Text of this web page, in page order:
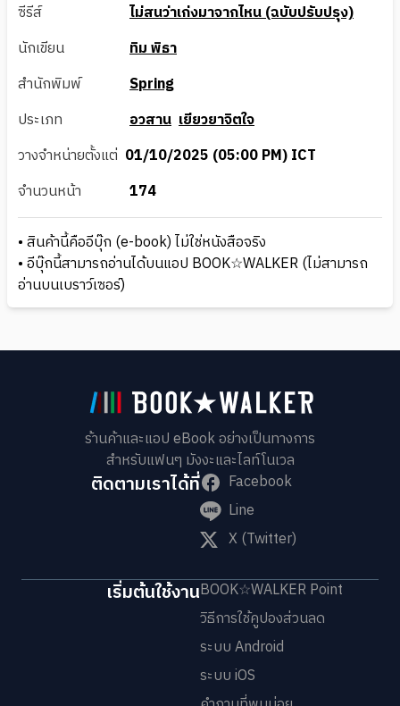
ซีรีส์
ไม่สนว่าเก่งมาจากไหน (ฉบับปรับปรุง)
นักเขียน
ทิม พิธา
สำนักพิมพ์
Spring
ประเภท
อวสาน เยียวยาจิตใจ
วางจำหน่ายตั้งแต่ 01/10/2025 (05:00 PM) ICT
จำนวนหน้า
174
• สินค้านี้คืออีบุ๊ก (e-book) ไม่ใช่หนังสือจริง
• อีบุ๊กนี้สามารถอ่านได้บนแอป BOOK☆WALKER (ไม่สามารถ
อ่านบนเบราว์เซอร์)
ร้านค้าและแอป eBook อย่างเป็นทางการ
สำหรับแฟนๆ มังงะและไลท์โนเวล
ติดตามเราได้ที่
Facebook
Line
X (Twitter)
เริ่มต้นใช้งานBOOK☆WALKER Point
วิธีการใช้คูปองส่วนลด
ระบบ Android
ระบบ iOS